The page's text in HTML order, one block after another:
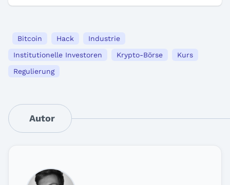
Bitcoin Hack
Industrie
Institutionelle Investoren
Krypto-Börse
Kurs
Regulierung
Autor